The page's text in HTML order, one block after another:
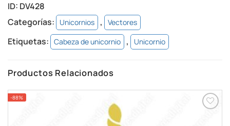
ID: DV428
Categorías:
Unicornios , Vectores
Etiquetas: Cabeza de unicornio , Unicornio
Productos Relacionados
-88%